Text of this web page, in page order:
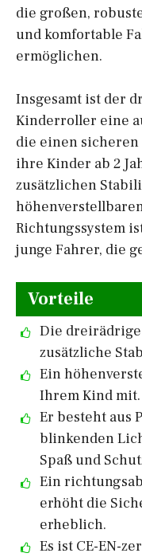
die großen,
und komfortable
ermöglichen.
Insgesamt ist der
Kinderroller eine
die einen sicheren
ihre Kinder ab 2
zusätzlichen
Richtungssystem
junge Fahrer, die
Vorteile
Die
zusätzliche
Ein
Ihrem Kind mit.
Er besteht aus
blinkenden
Spaß und
Ein
erhöht die
erheblich.
Es ist CE-EN-